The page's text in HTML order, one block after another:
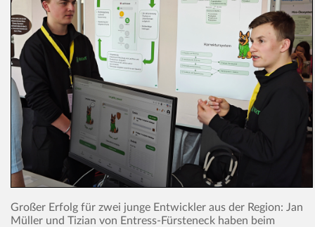
Großer Erfolg für zwei junge Entwickler aus der Region: Jan
Müller und Tizian von Entress-Fürsteneck haben beim